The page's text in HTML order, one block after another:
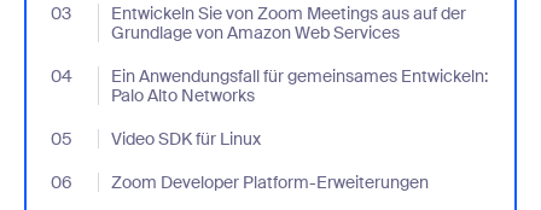
03
Entwickeln Sie von Zoom Meetings aus auf der
Grundlage von Amazon Web Services
- Jumplink to Entwickeln Sie von Zoom Meetings aus auf der
04
Ein Anwendungsfall für gemeinsames Entwickeln:
Palo Alto Networks
- Jumplink to Ein Anwendungsfall für gemeinsames Entwickeln:
05 Video SDK für Linux
- Jumplink to Video SDK für Linux
06
Zoom Developer Platform-Erweiterungen
- Jumplink to Zoom Developer Platform-Erweiterungen